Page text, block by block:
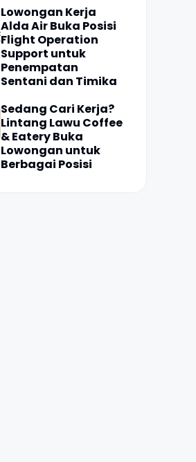
Lowongan Kerja
Alda Air Buka Posisi
Flight Operation
Support untuk
Penempatan
Sentani dan Timika
Sedang Cari Kerja?
Lintang Lawu Coffee
& Eatery Buka
Lowongan untuk
Berbagai Posisi